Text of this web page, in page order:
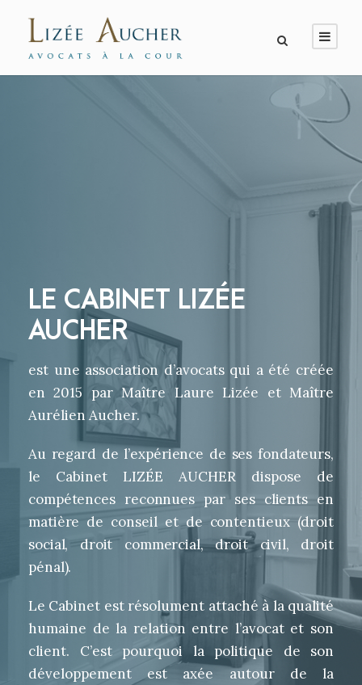
LE CABINET LIZÉE
AUCHER
est une association d’avocats qui a été créée
en 2015 par Maître Laure Lizée et Maître
Aurélien Aucher.
Au regard de l’expérience de ses fondateurs,
le Cabinet LIZÉE AUCHER dispose de
compétences reconnues par ses clients en
matière de conseil et de contentieux (droit
social, droit commercial, droit civil, droit
pénal).
Le Cabinet est résolument attaché à la qualité
humaine de la relation entre l’avocat et son
client. C’est pourquoi la politique de son
développement est axée autour de la